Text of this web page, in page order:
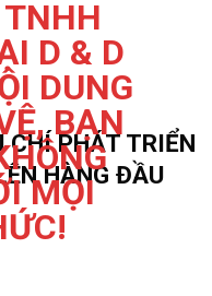
PHÁT TRIỂN
HÀNG ĐẦU